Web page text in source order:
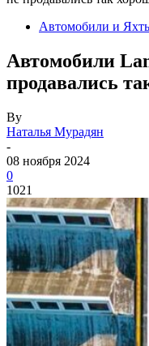
Автомобили и
Автомобили
продавались
By
Наталья Мурадян
-
08 ноября 2024
0
1021